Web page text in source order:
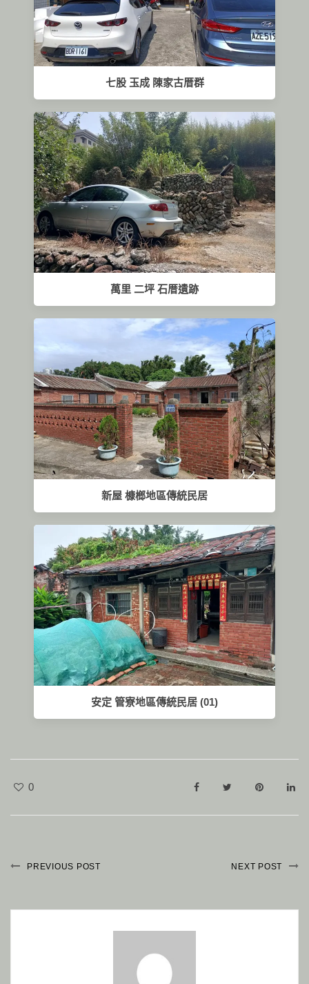
七股 玉成 陳家古厝群
萬里 二坪 石厝遺跡
新屋 槺榔地區傳統民居
安定 管寮地區傳統民居 (01)
0
PREVIOUS POST NEXT POST